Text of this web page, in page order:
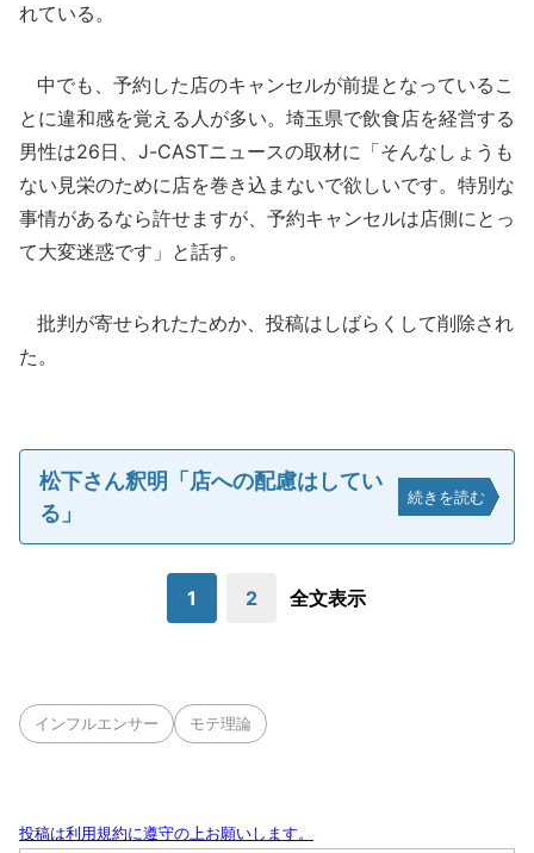
れている。
中でも、予約した店のキャンセルが前提となっているこ
とに違和感を覚える人が多い。埼玉県で飲食店を経営する
男性は26日、J-CASTニュースの取材に「そんなしょうも
ない見栄のために店を巻き込まないで欲しいです。特別な
事情があるなら許せますが、予約キャンセルは店側にとっ
て大変迷惑です」と話す。
批判が寄せられたためか、投稿はしばらくして削除され
た。
松下さん釈明「店への配慮はしてい
る」
続きを読む
1 2 全文表示
インフルエンサー モテ理論